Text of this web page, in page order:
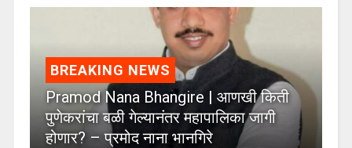
BREAKING NEWS
Pramod Nana Bhangire | आणखी किती
पुणेकरांचा बळी गेल्यानंतर महापालिका जागी
होणार? – प्रमोद नाना भानगिरे